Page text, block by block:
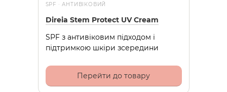
SPF · АНТИВІКОВИЙ
Direia Stem Protect UV Cream
SPF з антивіковим підходом і
підтримкою шкіри зсередини
Перейти до товару